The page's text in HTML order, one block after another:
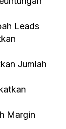
Leads
Jumlah
Margin